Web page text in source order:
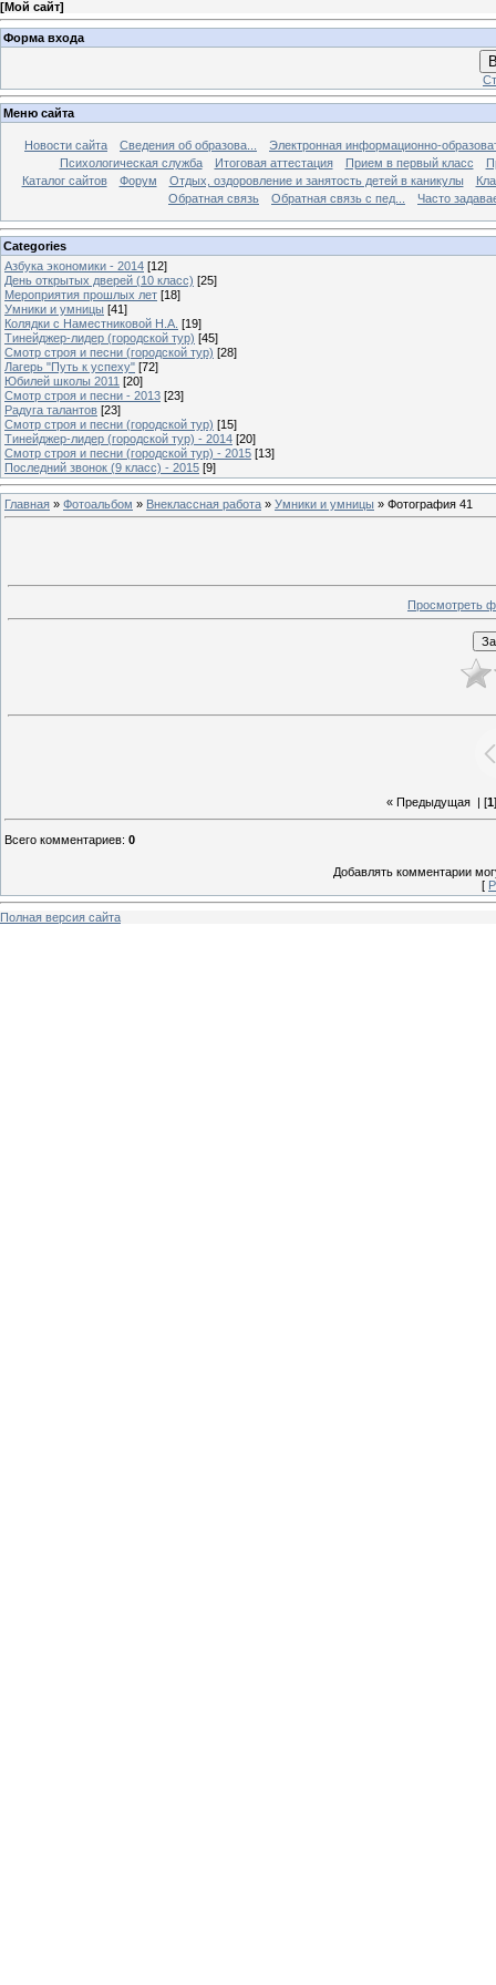
[Мой сайт]
Форма входа
Меню сайта
Новости сайта Сведения об образова...
Электронная информационно-
Психологическая служба
Итоговая аттестация Прием в первый класс
Каталог сайтов
Форум Отдых, оздоровление и занятость детей в каникулы
Обратная связь
Обратная связь с пед... Часто
Categories
Азбука экономики - 2014 [12]
День открытых дверей (10 класс) [25]
Мероприятия прошлых лет [18]
Умники и умницы [41]
Колядки с Наместниковой Н.А. [19]
Тинейджер-лидер (городской тур) [45]
Смотр строя и песни (городской тур) [28]
Лагерь "Путь к успеху" [72]
Юбилей школы 2011 [20]
Смотр строя и песни - 2013 [23]
Радуга талантов [23]
Смотр строя и песни (городской тур) [15]
Тинейджер-лидер (городской тур) - 2014 [20]
Смотр строя и песни (городской тур) - 2015 [13]
Последний звонок (9 класс) - 2015 [9]
Главная » Фотоальбом » Внеклассная работа » Умники и умницы » Фотография 41
Просмотреть
« Предыдущая| [1
Всего комментариев: 0
Добавлять комментарии
[
Полная версия сайта